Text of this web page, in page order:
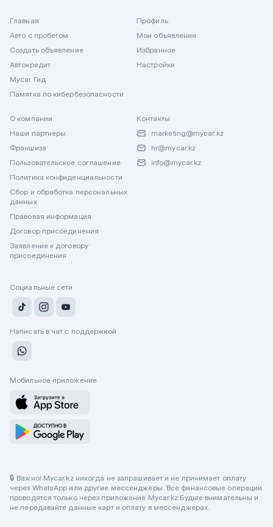
Главная
Авто с пробегом
Создать объявление
Автокредит
Mycar Гид
Памятка по кибербезопасности
Профиль
Мои объявления
Избранное
Настройки
О компании
Наши партнеры
Франшиза
Пользовательское соглашение
Политика конфиденциальности
Сбор и обработка персональных
данных
Правовая информация
Договор присоединения
Заявление к договору
присоединения
Контакты
marketing@mycar.kz
hr@mycar.kz
info@mycar.kz
Социальные сети
Написать в чат с поддержкой
Мобильное приложение
🔒 Важно! Mycar.kz никогда не запрашивает и не принимает оплату
через WhatsApp или другие мессенджеры. Все финансовые операции
проводятся только через приложение Mycar.kz Будьте внимательны и
не передавайте данные карт и оплату в мессенджерах.